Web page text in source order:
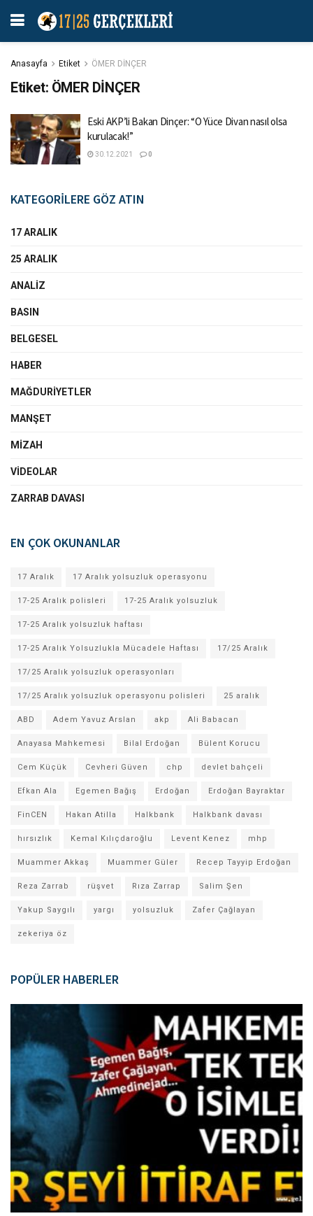
Anasayfa Etiket ÖMER DİNÇER
Etiket: ÖMER DİNÇER
Eski AKP’li Bakan Dinçer: “O Yüce Divan nasıl olsa
kurulacak!”
30.12.2021 0
KATEGORİLERE GÖZ ATIN
17 ARALIK
25 ARALIK
ANALIZ
BASIN
BELGESEL
HABER
MAĞDURIYETLER
MANŞET
MIZAH
VIDEOLAR
ZARRAB DAVASI
EN ÇOK OKUNANLAR
17 Aralık 17 Aralık yolsuzluk operasyonu
17-25 Aralık polisleri 17-25 Aralık yolsuzluk
17-25 Aralık yolsuzluk haftası
17-25 Aralık Yolsuzlukla Mücadele Haftası 17/25 Aralık
17/25 Aralık yolsuzluk operasyonları
17/25 Aralık yolsuzluk operasyonu polisleri 25 aralık
ABD Adem Yavuz Arslan akp Ali Babacan
Anayasa Mahkemesi Bilal Erdoğan Bülent Korucu
Cem Küçük Cevheri Güven chp devlet bahçeli
Efkan Ala Egemen Bağış Erdoğan Erdoğan Bayraktar
FinCEN Hakan Atilla Halkbank Halkbank davası
hırsızlık Kemal Kılıçdaroğlu Levent Kenez mhp
Muammer Akkaş Muammer Güler Recep Tayyip Erdoğan
Reza Zarrab rüşvet Rıza Zarrap Salim Şen
Yakup Saygılı yargı yolsuzluk Zafer Çağlayan
zekeriya öz
POPÜLER HABERLER